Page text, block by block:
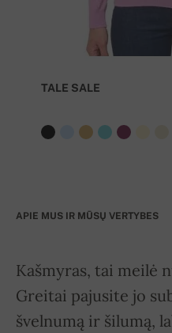
TALE SALE
APIE MUS IR MŪSŲ VERTYBES
Kašmyras, tai meilė
Greitai pajusite jo
švelnumą ir šilumą,